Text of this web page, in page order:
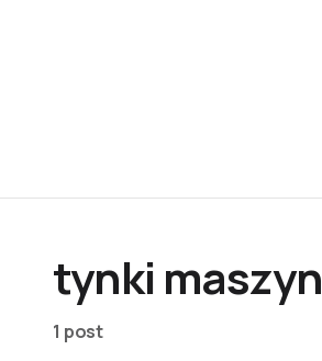
tynki
1 post